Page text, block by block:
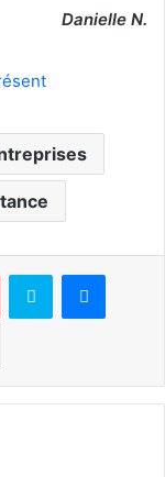
Danielle N.
Pocket Skype
Imprimer